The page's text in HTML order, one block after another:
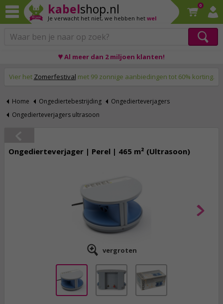
kabelshop.nl
Je verwacht het niet, we hebben het wel
0
♥ Al meer dan 2 miljoen klanten!
Vier het Zomerfestival met 99 zonnige aanbiedingen tot 60% korting.
Home Ongediertebestrijding
Ongedierteverjagers
Ongedierteverjagers ultrasoon
Ongedierteverjager | Perel | 465 m² (Ultrasoon)
vergroten